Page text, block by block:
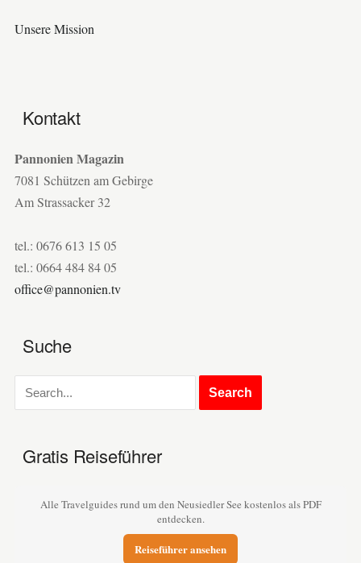
Unsere Mission
Kontakt
Pannonien Magazin
7081 Schützen am Gebirge
Am Strassacker 32
tel.: 0676 613 15 05
tel.: 0664 484 84 05
office@pannonien.tv
Suche
Gratis Reiseführer
Alle Travelguides rund um den Neusiedler See kostenlos als PDF
entdecken.
Reiseführer ansehen